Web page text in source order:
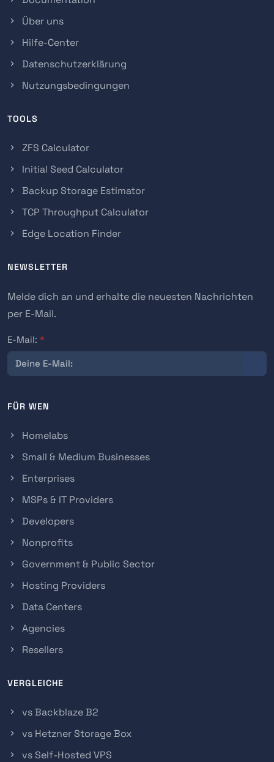
Über uns
Hilfe-Center
Datenschutzerklärung
Nutzungsbedingungen
TOOLS
ZFS Calculator
Initial Seed Calculator
Backup Storage Estimator
TCP Throughput Calculator
Edge Location Finder
NEWSLETTER
Melde dich an und erhalte die neuesten Nachrichten
per E-Mail.
E-Mail: *
FÜR WEN
Homelabs
Small & Medium Businesses
Enterprises
MSPs & IT Providers
Developers
Nonprofits
Government & Public Sector
Hosting Providers
Data Centers
Agencies
Resellers
VERGLEICHE
vs Backblaze B2
vs Hetzner Storage Box
vs Self-Hosted VPS